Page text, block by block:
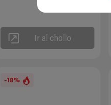
Ir al chollo
-18%